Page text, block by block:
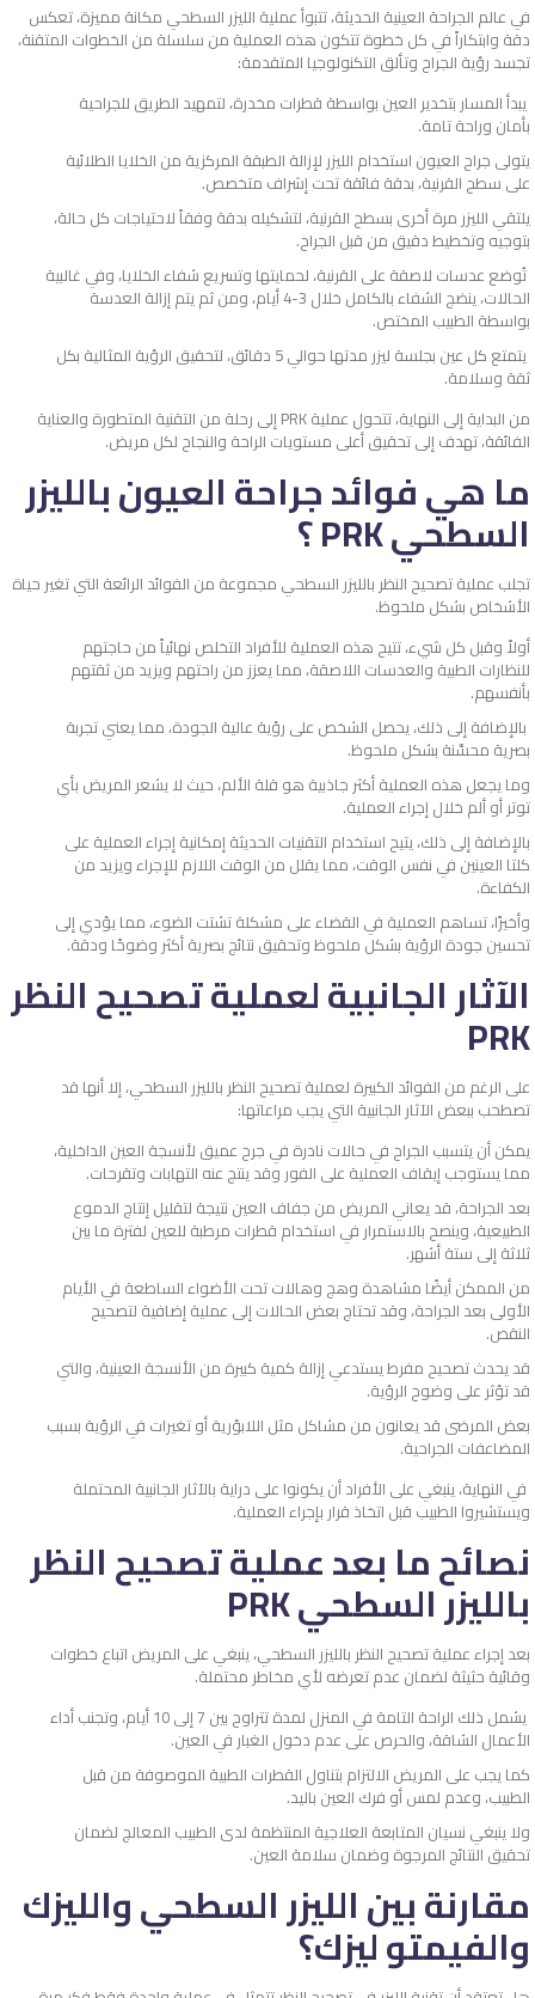
في عالم الجراحة العينية الحديثة، تتبوأ عملية الليزر السطحي مكانة مميزة، تعكس
دقة وابتكاراً في كل خطوة تتكون هذه العملية من سلسلة من الخطوات المتقنة،
تجسد رؤية الجراح وتألق التكنولوجيا المتقدمة:
يبدأ المسار بتخدير العين بواسطة قطرات مخدرة، لتمهيد الطريق للجراحية
بأمان وراحة تامة.
يتولى جراح العيون استخدام الليزر لإزالة الطبقة المركزية من الخلايا الطلائية
على سطح القرنية، بدقة فائقة تحت إشراف متخصص.
يلتقي الليزر مرة أخرى بسطح القرنية، لتشكيله بدقة وفقاً لاحتياجات كل حالة،
بتوجيه وتخطيط دقيق من قبل الجراح.
تُوضع عدسات لاصقة على القرنية، لحمايتها وتسريع شفاء الخلايا، وفي غالبية
الحالات، ينضج الشفاء بالكامل خلال 3-4 أيام، ومن ثم يتم إزالة العدسة
بواسطة الطبيب المختص.
يتمتع كل عين بجلسة ليزر مدتها حوالي 5 دقائق، لتحقيق الرؤية المثالية بكل
ثقة وسلامة.
من البداية إلى النهاية، تتحول عملية PRK إلى رحلة من التقنية المتطورة والعناية
الفائقة، تهدف إلى تحقيق أعلى مستويات الراحة والنجاح لكل مريض.
ما هي فوائد جراحة العيون بالليزر
السطحي PRK ؟
تجلب عملية تصحيح النظر بالليزر السطحي مجموعة من الفوائد الرائعة التي تغير حياة
الأشخاص بشكل ملحوظ.
أولاً وقبل كل شيء، تتيح هذه العملية للأفراد التخلص نهائياً من حاجتهم
للنظارات الطبية والعدسات اللاصقة، مما يعزز من راحتهم ويزيد من ثقتهم
بأنفسهم.
بالإضافة إلى ذلك، يحصل الشخص على رؤية عالية الجودة، مما يعني تجربة
بصرية محسَّنة بشكل ملحوظ.
وما يجعل هذه العملية أكثر جاذبية هو قلة الألم، حيث لا يشعر المريض بأي
توتر أو ألم خلال إجراء العملية.
بالإضافة إلى ذلك، يتيح استخدام التقنيات الحديثة إمكانية إجراء العملية على
كلتا العينين في نفس الوقت، مما يقلل من الوقت اللازم للإجراء ويزيد من
الكفاءة.
وأخيرًا، تساهم العملية في القضاء على مشكلة تشتت الضوء، مما يؤدي إلى
تحسين جودة الرؤية بشكل ملحوظ وتحقيق نتائج بصرية أكثر وضوحًا ودقة.
الآثار الجانبية لعملية تصحيح النظر
PRK
على الرغم من الفوائد الكبيرة لعملية تصحيح النظر بالليزر السطحي، إلا أنها قد
تصطحب ببعض الآثار الجانبية التي يجب مراعاتها:
يمكن أن يتسبب الجراح في حالات نادرة في جرح عميق لأنسجة العين الداخلية،
مما يستوجب إيقاف العملية على الفور وقد ينتج عنه التهابات وتقرحات.
بعد الجراحة، قد يعاني المريض من جفاف العين نتيجة لتقليل إنتاج الدموع
الطبيعية، وينصح بالاستمرار في استخدام قطرات مرطبة للعين لفترة ما بين
ثلاثة إلى ستة أشهر.
من الممكن أيضًا مشاهدة وهج وهالات تحت الأضواء الساطعة في الأيام
الأولى بعد الجراحة، وقد تحتاج بعض الحالات إلى عملية إضافية لتصحيح
النقص.
قد يحدث تصحيح مفرط يستدعي إزالة كمية كبيرة من الأنسجة العينية، والتي
قد تؤثر على وضوح الرؤية.
بعض المرضى قد يعانون من مشاكل مثل اللابؤرية أو تغيرات في الرؤية بسبب
المضاعفات الجراحية.
في النهاية، ينبغي على الأفراد أن يكونوا على دراية بالآثار الجانبية المحتملة
ويستشيروا الطبيب قبل اتخاذ قرار بإجراء العملية.
نصائح ما بعد عملية تصحيح النظر
بالليزر السطحي PRK
بعد إجراء عملية تصحيح النظر بالليزر السطحي، ينبغي على المريض اتباع خطوات
وقائية حثيثة لضمان عدم تعرضه لأي مخاطر محتملة.
يشمل ذلك الراحة التامة في المنزل لمدة تتراوح بين 7 إلى 10 أيام، وتجنب أداء
الأعمال الشاقة، والحرص على عدم دخول الغبار في العين.
كما يجب على المريض الالتزام بتناول القطرات الطبية الموصوفة من قبل
الطبيب، وعدم لمس أو فرك العين باليد.
ولا ينبغي نسيان المتابعة العلاجية المنتظمة لدى الطبيب المعالج لضمان
تحقيق النتائج المرجوة وضمان سلامة العين.
مقارنة بين الليزر السطحي والليزك
والفيمتو ليزك؟